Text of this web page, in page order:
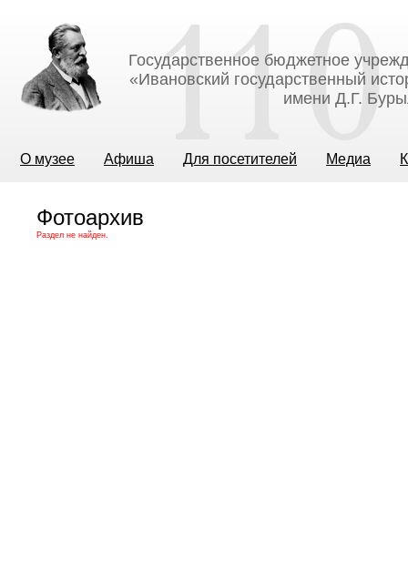
Государственное бюджетное
«Ивановский государственный
имени Д.Г.
О музее Афиша Для посетителей Медиа
Фотоархив
Раздел не найден.